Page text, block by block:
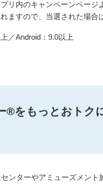
リ内のキャンペーンページ
ますので、当選された場合
／Android：9.0以上
®をもっとおトク
センターやアミューズメン